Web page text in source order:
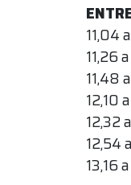
11,04
11,26
11,48
12,10
12,32
12,54
13,16